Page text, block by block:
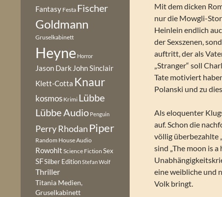
Mit dem dicken
nur die Mowgli-
Heinlein endlich
der Sexszenen,
auftritt, der als
„Stranger“ soll
Tate motiviert
Polanski und zu
Als eloquenter
auf. Schon die
völlig überbezahlte
sind „The moon is
eine weibliche und
Volk bringt.
Fantasy Festa Fischer
Goldmann
Gruselkabinett
Heyne Horror
Jason Dark John Sinclair
Klett-Cotta Knaur
kosmos Krimi Lübbe
Lübbe Audio Penguin
Perry Rhodan Piper
Random House Audio
Rowohlt Science Fiction Sex
SFSilber EditionStefan Wolf
Thriller
Titania Medien,
Gruselkabinett